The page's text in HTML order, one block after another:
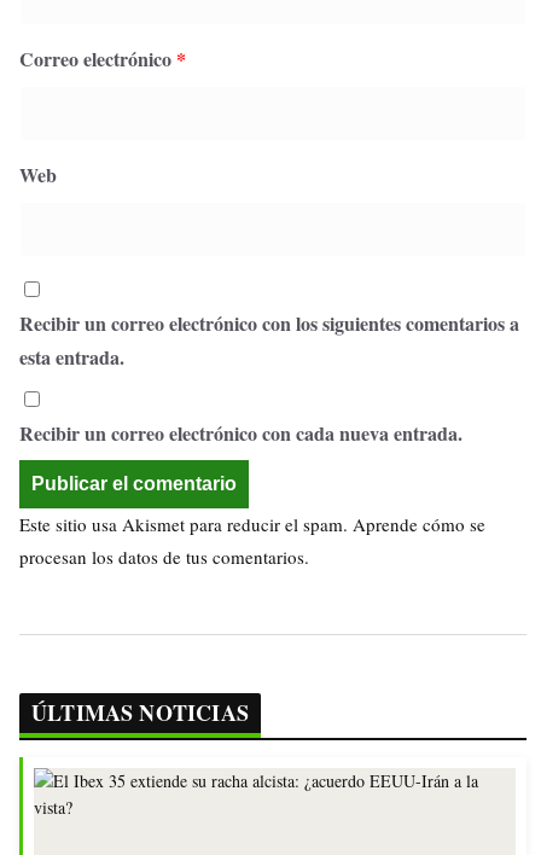
Correo electrónico *
Web
Recibir un correo electrónico con los siguientes comentarios a
esta entrada.
Recibir un correo electrónico con cada nueva entrada.
Este sitio usa Akismet para reducir el spam. Aprende cómo se
procesan los datos de tus comentarios.
ÚLTIMAS NOTICIAS